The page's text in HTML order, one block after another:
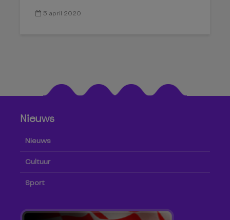
5 april 2020
Nieuws
Nieuws
Cultuur
Sport